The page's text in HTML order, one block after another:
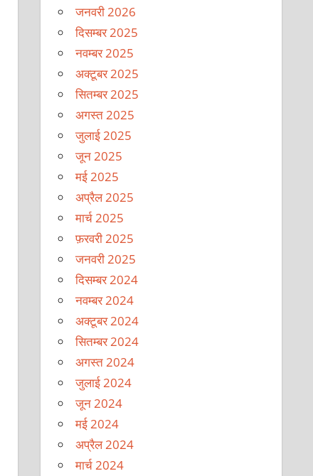
जनवरी 2026
दिसम्बर 2025
नवम्बर 2025
अक्टूबर 2025
सितम्बर 2025
अगस्त 2025
जुलाई 2025
जून 2025
मई 2025
अप्रैल 2025
मार्च 2025
फ़रवरी 2025
जनवरी 2025
दिसम्बर 2024
नवम्बर 2024
अक्टूबर 2024
सितम्बर 2024
अगस्त 2024
जुलाई 2024
जून 2024
मई 2024
अप्रैल 2024
मार्च 2024